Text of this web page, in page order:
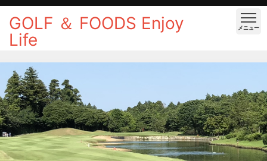
GOLF ＆ FOODS Enjoy
Life
メニュー